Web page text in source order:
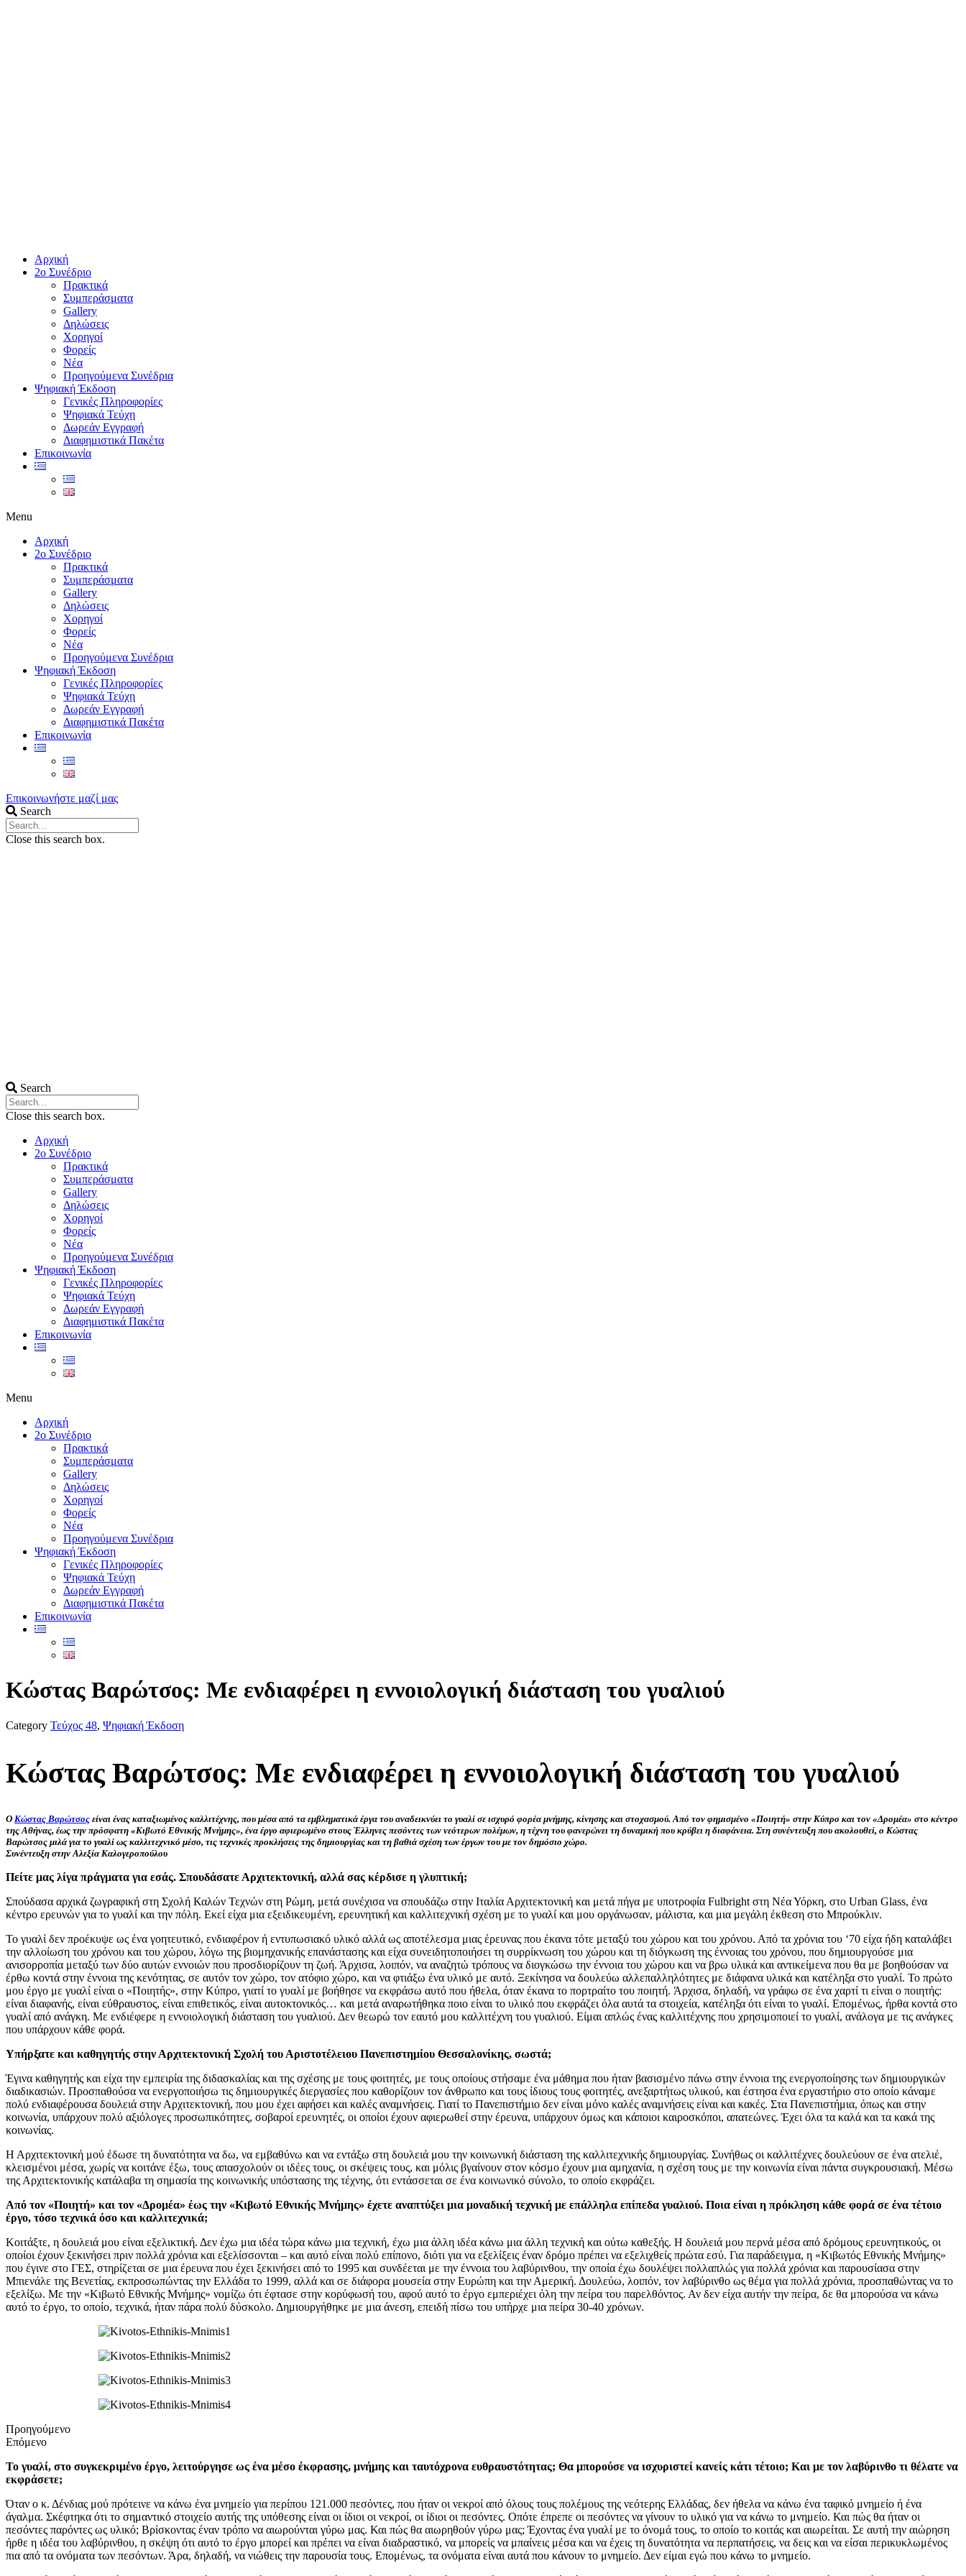
Αρχική
2ο Συνέδριο
Πρακτικά
Συμπεράσματα
Gallery
Δηλώσεις
Χορηγοί
Φορείς
Νέα
Προηγούμενα Συνέδρια
Ψηφιακή Έκδοση
Γενικές Πληροφορίες
Ψηφιακά Τεύχη
Δωρεάν Εγγραφή
Διαφημιστικά Πακέτα
Επικοινωνία
Menu
Αρχική
2ο Συνέδριο
Πρακτικά
Συμπεράσματα
Gallery
Δηλώσεις
Χορηγοί
Φορείς
Νέα
Προηγούμενα Συνέδρια
Ψηφιακή Έκδοση
Γενικές Πληροφορίες
Ψηφιακά Τεύχη
Δωρεάν Εγγραφή
Διαφημιστικά Πακέτα
Επικοινωνία
Επικοινωνήστε μαζί μας
Search
Close this search box.
Search
Close this search box.
Αρχική
2ο Συνέδριο
Πρακτικά
Συμπεράσματα
Gallery
Δηλώσεις
Χορηγοί
Φορείς
Νέα
Προηγούμενα Συνέδρια
Ψηφιακή Έκδοση
Γενικές Πληροφορίες
Ψηφιακά Τεύχη
Δωρεάν Εγγραφή
Διαφημιστικά Πακέτα
Επικοινωνία
Menu
Αρχική
2ο Συνέδριο
Πρακτικά
Συμπεράσματα
Gallery
Δηλώσεις
Χορηγοί
Φορείς
Νέα
Προηγούμενα Συνέδρια
Ψηφιακή Έκδοση
Γενικές Πληροφορίες
Ψηφιακά Τεύχη
Δωρεάν Εγγραφή
Διαφημιστικά Πακέτα
Επικοινωνία
Κώστας Βαρώτσος: Με ενδιαφέρει η εννοιολογική διάσταση του γυαλιού
Category Τεύχος 48, Ψηφιακή Έκδοση
Κώστας Βαρώτσος: Με ενδιαφέρει η εννοιολογική διάσταση του γυαλιού
Ο Κώστας Βαρώτσος είναι ένας καταξιωμένος καλλιτέχνης, που μέσα από τα εμβληματικά έργα του αναδεικνύει το γυαλί σε ισχυρό φορέα μνήμης, κίνησης και στοχασμού. Από τον φημισμένο «Ποιητή» στην Κύπρο και τον «Δρομέα» στο κέντρο
της Αθήνας, έως την πρόσφατη «Κιβωτό Εθνικής Μνήμης», ένα έργο αφιερωμένο στους Έλληνες πεσόντες των νεότερων πολέμων, η τέχνη του φανερώνει τη δυναμική που κρύβει η διαφάνεια. Στη συνέντευξη που ακολουθεί, ο Κώστας
Βαρώτσος μιλά για το γυαλί ως καλλιτεχνικό μέσο, τις τεχνικές προκλήσεις της δημιουργίας και τη βαθιά σχέση των έργων του με τον δημόσιο χώρο.
Συνέντευξη στην Αλεξία Καλογεροπούλου
Πείτε μας λίγα πράγματα για εσάς. Σπουδάσατε Αρχιτεκτονική, αλλά σας κέρδισε η γλυπτική;
Σπούδασα αρχικά ζωγραφική στη Σχολή Καλών Τεχνών στη Ρώμη, μετά συνέχισα να σπουδάζω στην Ιταλία Αρχιτεκτονική και μετά πήγα με υποτροφία Fulbright στη Νέα Υόρκη, στο Urban Glass, ένα
κέντρο ερευνών για το γυαλί και την πόλη. Εκεί είχα μια εξειδικευμένη, ερευνητική και καλλιτεχνική σχέση με το γυαλί και μου οργάνωσαν, μάλιστα, και μια μεγάλη έκθεση στο Μπρούκλιν.
Το γυαλί δεν προέκυψε ως ένα γοητευτικό, ενδιαφέρον ή εντυπωσιακό υλικό αλλά ως αποτέλεσμα μιας έρευνας που έκανα τότε μεταξύ του χώρου και του χρόνου. Από τα χρόνια του ‘70 είχα ήδη καταλάβει
την αλλοίωση του χρόνου και του χώρου, λόγω της βιομηχανικής επανάστασης και είχα συνειδητοποιήσει τη συρρίκνωση του χώρου και τη διόγκωση της έννοιας του χρόνου, που δημιουργούσε μια
ανισορροπία μεταξύ των δύο αυτών εννοιών που προσδιορίζουν τη ζωή. Άρχισα, λοιπόν, να αναζητώ τρόπους να διογκώσω την έννοια του χώρου και να βρω υλικά και αντικείμενα που θα με βοηθούσαν να
έρθω κοντά στην έννοια της κενότητας, σε αυτόν τον χώρο, τον ατόφιο χώρο, και να φτιάξω ένα υλικό με αυτό. Ξεκίνησα να δουλεύω αλλεπαλληλότητες με διάφανα υλικά και κατέληξα στο γυαλί. Το πρώτο
μου έργο με γυαλί είναι ο «Ποιητής», στην Κύπρο, γιατί το γυαλί με βοήθησε να εκφράσω αυτό που ήθελα, όταν έκανα το πορτραίτο του ποιητή. Άρχισα, δηλαδή, να γράφω σε ένα χαρτί τι είναι ο ποιητής:
είναι διαφανής, είναι εύθραυστος, είναι επιθετικός, είναι αυτοκτονικός… και μετά αναρωτήθηκα ποιο είναι το υλικό που εκφράζει όλα αυτά τα στοιχεία, κατέληξα ότι είναι το γυαλί. Επομένως, ήρθα κοντά στο
γυαλί από ανάγκη. Με ενδιέφερε η εννοιολογική διάσταση του γυαλιού. Δεν θεωρώ τον εαυτό μου καλλιτέχνη του γυαλιού. Είμαι απλώς ένας καλλιτέχνης που χρησιμοποιεί το γυαλί, ανάλογα με τις ανάγκες
που υπάρχουν κάθε φορά.
Υπήρξατε και καθηγητής στην Αρχιτεκτονική Σχολή του Αριστοτέλειου Πανεπιστημίου Θεσσαλονίκης, σωστά;
Έγινα καθηγητής και είχα την εμπειρία της διδασκαλίας και της σχέσης με τους φοιτητές, με τους οποίους στήσαμε ένα μάθημα που ήταν βασισμένο πάνω στην έννοια της ενεργοποίησης των δημιουργικών
διαδικασιών. Προσπαθούσα να ενεργοποιήσω τις δημιουργικές διεργασίες που καθορίζουν τον άνθρωπο και τους ίδιους τους φοιτητές, ανεξαρτήτως υλικού, και έστησα ένα εργαστήριο στο οποίο κάναμε
πολύ ενδιαφέρουσα δουλειά στην Αρχιτεκτονική, που μου έχει αφήσει και καλές αναμνήσεις. Γιατί το Πανεπιστήμιο δεν είναι μόνο καλές αναμνήσεις είναι και κακές. Στα Πανεπιστήμια, όπως και στην
κοινωνία, υπάρχουν πολύ αξιόλογες προσωπικότητες, σοβαροί ερευνητές, οι οποίοι έχουν αφιερωθεί στην έρευνα, υπάρχουν όμως και κάποιοι καιροσκόποι, απατεώνες. Έχει όλα τα καλά και τα κακά της
κοινωνίας.
Η Αρχιτεκτονική μού έδωσε τη δυνατότητα να δω, να εμβαθύνω και να εντάξω στη δουλειά μου την κοινωνική διάσταση της καλλιτεχνικής δημιουργίας. Συνήθως οι καλλιτέχνες δουλεύουν σε ένα ατελιέ,
κλεισμένοι μέσα, χωρίς να κοιτάνε έξω, τους απασχολούν οι ιδέες τους, οι σκέψεις τους, και μόλις βγαίνουν στον κόσμο έχουν μια αμηχανία, η σχέση τους με την κοινωνία είναι πάντα συγκρουσιακή. Μέσω
της Αρχιτεκτονικής κατάλαβα τη σημασία της κοινωνικής υπόστασης της τέχνης, ότι εντάσσεται σε ένα κοινωνικό σύνολο, το οποίο εκφράζει.
Από τον «Ποιητή» και τον «Δρομέα» έως την «Κιβωτό Εθνικής Μνήμης» έχετε αναπτύξει μια μοναδική τεχνική με επάλληλα επίπεδα γυαλιού. Ποια είναι η πρόκληση κάθε φορά σε ένα τέτοιο
έργο, τόσο τεχνικά όσο και καλλιτεχνικά;
Κοιτάξτε, η δουλειά μου είναι εξελικτική. Δεν έχω μια ιδέα τώρα κάνω μια τεχνική, έχω μια άλλη ιδέα κάνω μια άλλη τεχνική και ούτω καθεξής. Η δουλειά μου περνά μέσα από δρόμους ερευνητικούς, οι
οποίοι έχουν ξεκινήσει πριν πολλά χρόνια και εξελίσσονται – και αυτό είναι πολύ επίπονο, διότι για να εξελίξεις έναν δρόμο πρέπει να εξελιχθείς πρώτα εσύ. Για παράδειγμα, η «Κιβωτός Εθνικής Μνήμης»
που έγινε στο ΓΕΣ, στηρίζεται σε μια έρευνα που έχει ξεκινήσει από το 1995 και συνδέεται με την έννοια του λαβύρινθου, την οποία έχω δουλέψει πολλαπλώς για πολλά χρόνια και παρουσίασα στην
Μπιενάλε της Βενετίας, εκπροσωπώντας την Ελλάδα το 1999, αλλά και σε διάφορα μουσεία στην Ευρώπη και την Αμερική. Δουλεύω, λοιπόν, τον λαβύρινθο ως θέμα για πολλά χρόνια, προσπαθώντας να το
εξελίξω. Με την «Κιβωτό Εθνικής Μνήμης» νομίζω ότι έφτασε στην κορύφωσή του, αφού αυτό το έργο εμπεριέχει όλη την πείρα του παρελθόντος. Αν δεν είχα αυτήν την πείρα, δε θα μπορούσα να κάνω
αυτό το έργο, το οποίο, τεχνικά, ήταν πάρα πολύ δύσκολο. Δημιουργήθηκε με μια άνεση, επειδή πίσω του υπήρχε μια πείρα 30-40 χρόνων.
Προηγούμενο
Επόμενο
Το γυαλί, στο συγκεκριμένο έργο, λειτούργησε ως ένα μέσο έκφρασης, μνήμης και ταυτόχρονα ευθραυστότητας; Θα μπορούσε να ισχυριστεί κανείς κάτι τέτοιο; Και με τον λαβύρινθο τι θέλατε να
εκφράσετε;
Όταν ο κ. Δένδιας μού πρότεινε να κάνω ένα μνημείο για περίπου 121.000 πεσόντες, που ήταν οι νεκροί από όλους τους πολέμους της νεότερης Ελλάδας, δεν ήθελα να κάνω ένα ταφικό μνημείο ή ένα
άγαλμα. Σκέφτηκα ότι το σημαντικό στοιχείο αυτής της υπόθεσης είναι οι ίδιοι οι νεκροί, οι ίδιοι οι πεσόντες. Οπότε έπρεπε οι πεσόντες να γίνουν το υλικό για να κάνω το μνημείο. Και πώς θα ήταν οι
πεσόντες παρόντες ως υλικό; Βρίσκοντας έναν τρόπο να αιωρούνται γύρω μας. Και πώς θα αιωρηθούν γύρω μας; Έχοντας ένα γυαλί με το όνομά τους, το οποίο το κοιτάς και αιωρείται. Σε αυτή την αιώρηση
ήρθε η ιδέα του λαβύρινθου, η σκέψη ότι αυτό το έργο μπορεί και πρέπει να είναι διαδραστικό, να μπορείς να μπαίνεις μέσα και να έχεις τη δυνατότητα να περπατήσεις, να δεις και να είσαι περικυκλωμένος
πια από τα ονόματα των πεσόντων. Άρα, δηλαδή, να νιώθεις την παρουσία τους. Επομένως, τα ονόματα είναι αυτά που κάνουν το μνημείο. Δεν είμαι εγώ που κάνω το μνημείο.